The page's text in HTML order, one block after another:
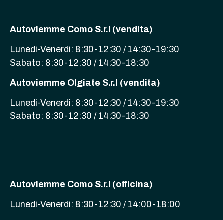
Autoviemme Como S.r.l (vendita)
Lunedi-Venerdi: 8:30-12:30 / 14:30-19:30
Sabato: 8:30-12:30 / 14:30-18:30
Autoviemme Olgiate S.r.l (vendita)
Lunedi-Venerdi: 8:30-12:30 / 14:30-19:30
Sabato: 8:30-12:30 / 14:30-18:30
Autoviemme Como S.r.l (officina)
Lunedi-Venerdi: 8:30-12:30 / 14:00-18:00